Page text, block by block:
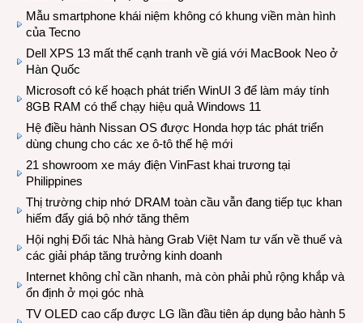
Mẫu smartphone khái niệm không có khung viền màn hình
của Tecno
Dell XPS 13 mất thế cạnh tranh về giá với MacBook Neo ở
Hàn Quốc
Microsoft có kế hoạch phát triển WinUI 3 để làm máy tính
8GB RAM có thể chạy hiệu quả Windows 11
Hệ điều hành Nissan OS được Honda hợp tác phát triển
dùng chung cho các xe ô-tô thế hệ mới
21 showroom xe máy điện VinFast khai trương tại
Philippines
Thị trường chip nhớ DRAM toàn cầu vẫn đang tiếp tục khan
hiếm đẩy giá bộ nhớ tăng thêm
Hội nghị Đối tác Nhà hàng Grab Việt Nam tư vấn về thuế và
các giải pháp tăng trưởng kinh doanh
Internet không chỉ cần nhanh, mà còn phải phủ rộng khắp và
ổn định ở mọi góc nhà
TV OLED cao cấp được LG lần đầu tiên áp dụng bảo hành 5